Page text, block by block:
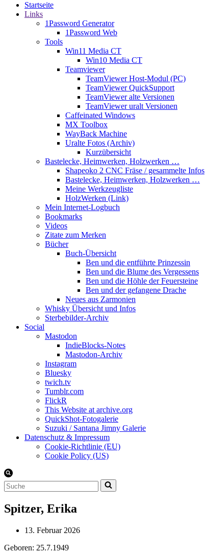
Startseite
Links
1Password Generator
1Password Web
Tools
Win11 Media CT
Win10 Media CT
Teamviewer
TeamViewer Host-Modul (PC)
TeamViewer QuickSupport
TeamViewer alte Versionen
TeamViewer uralt Versionen
Caffeinated Windows
MX Toolbox
WayBack Machine
Uralte Fotos (Archiv)
Kurzübersicht
Bastelecke, Heimwerken, Holzwerken …
Shapeoko 2 CNC Fräse / gesammelte Infos
Bastelecke, Heimwerken, Holzwerken …
Meine Werkzeugliste
HolzWerken (Link)
Mein Internet-Logbuch
Bookmarks
Videos
Zitate zum Merken
Bücher
Buch-Übersicht
Ben und die entführte Prinzessin
Ben und die Blume des Vergessens
Ben und die Höhle der Feuersteine
Ben und der gefangene Drache
Neues aus Zarmonien
Whisky Übersicht und Infos
Sterbebilder-Archiv
Social
Mastodon
IndieBlocks-Notes
Mastodon-Archiv
Instagram
Bluesky
twich.tv
Tumblr.com
FlickR
This Website at archive.org
QuickShot-Fotogalerie
Suzuki / Santana Jimny Galerie
Datenschutz & Impressum
Cookie-Richtlinie (EU)
Cookie Policy (US)
Suchen
nach …
Spitzer, Erika
13. Februar 2026
Geboren: 25.7.1949